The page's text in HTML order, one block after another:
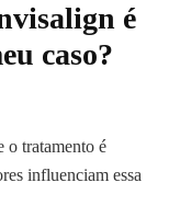
é
caso?
o tratamento é
influenciam essa